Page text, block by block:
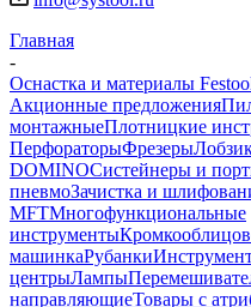
Главная
-
Оснастка и материалы
Акционные предложения
монтажныеПлотницкие
ПерфораторыФрезеры
DOMINOСистейнеры и
пневмоЗачистка и
MFTМногофункциональные
инструменты
машинкаРубанки
центрыЛампы
направляющиеТовары с